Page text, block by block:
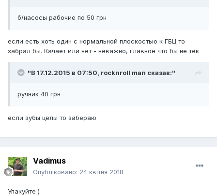
б/насосы рабочие по 50 грн
если есть хоть один с нормальной плоскостью к ГБЦ то
забрал бы. Качает или нет - неважно, главное что бы не тёк
"В 17.12.2015 в 07:50, rocknroll man сказав:"
ручник 40 грн
если зубы целы то забераю
Vadimus
Опубліковано: 24 квітня 2018
Упакуйте )